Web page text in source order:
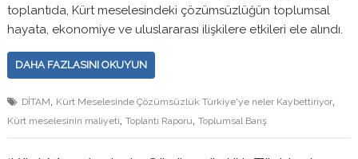
toplantıda, Kürt meselesindeki çözümsüzlüğün toplumsal
hayata, ekonomiye ve uluslararası ilişkilere etkileri ele alındı.
DAHA FAZLASINI OKUYUN
DİTAM, Kürt Meselesinde Çözümsüzlük Türkiye'ye neler Kaybettiriyor,
Kürt meselesinin maliyeti,Toplantı Raporu,Toplumsal Barış